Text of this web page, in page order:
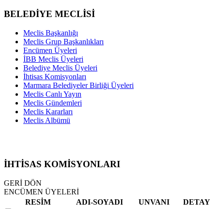
BELEDİYE MECLİSİ
Meclis Başkanlığı
Meclis Grup Başkanlıkları
Encümen Üyeleri
İBB Meclis Üyeleri
Belediye Meclis Üyeleri
İhtisas Komisyonları
Marmara Belediyeler Birliği Üyeleri
Meclis Canlı Yayın
Meclis Gündemleri
Meclis Kararları
Meclis Albümü
İHTİSAS KOMİSYONLARI
GERİ DÖN
ENCÜMEN ÜYELERİ
RESİM
ADI-SOYADI UNVANI
DETAY